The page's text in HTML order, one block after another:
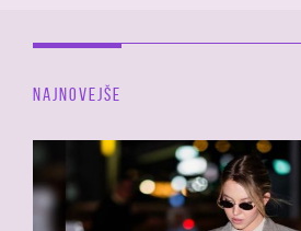
NAJNOVEJŠE